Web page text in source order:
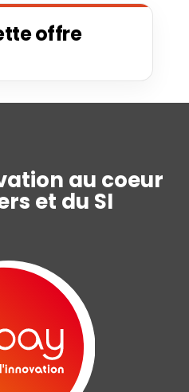
offre
au coeur
et du SI